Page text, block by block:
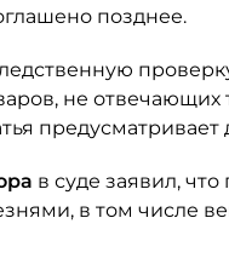
позднее.
не
в суде заявил,
в том числе